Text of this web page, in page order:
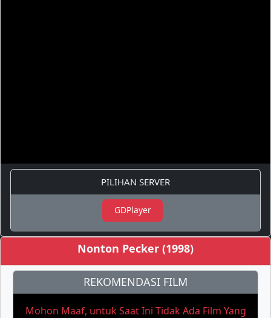
PILIHAN SERVER
GDPlayer
Nonton Pecker (1998)
REKOMENDASI FILM
Mohon Maaf, untuk Saat Ini Tidak Ada Film Yang